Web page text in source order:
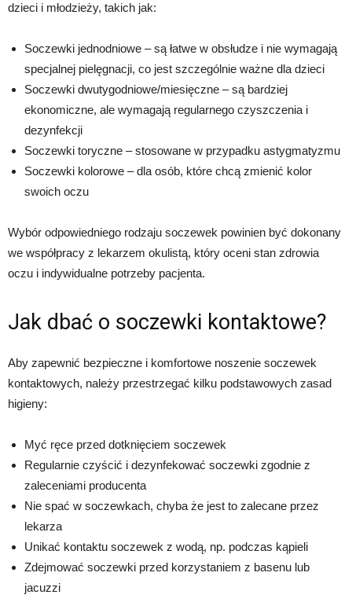
dzieci i młodzieży, takich jak:
Soczewki jednodniowe – są łatwe w obsłudze i nie wymagają
specjalnej pielęgnacji, co jest szczególnie ważne dla dzieci
Soczewki dwutygodniowe/miesięczne – są bardziej
ekonomiczne, ale wymagają regularnego czyszczenia i
dezynfekcji
Soczewki toryczne – stosowane w przypadku astygmatyzmu
Soczewki kolorowe – dla osób, które chcą zmienić kolor
swoich oczu
Wybór odpowiedniego rodzaju soczewek powinien być dokonany
we współpracy z lekarzem okulistą, który oceni stan zdrowia
oczu i indywidualne potrzeby pacjenta.
Jak dbać o soczewki kontaktowe?
Aby zapewnić bezpieczne i komfortowe noszenie soczewek
kontaktowych, należy przestrzegać kilku podstawowych zasad
higieny:
Myć ręce przed dotknięciem soczewek
Regularnie czyścić i dezynfekować soczewki zgodnie z
zaleceniami producenta
Nie spać w soczewkach, chyba że jest to zalecane przez
lekarza
Unikać kontaktu soczewek z wodą, np. podczas kąpieli
Zdejmować soczewki przed korzystaniem z basenu lub
jacuzzi